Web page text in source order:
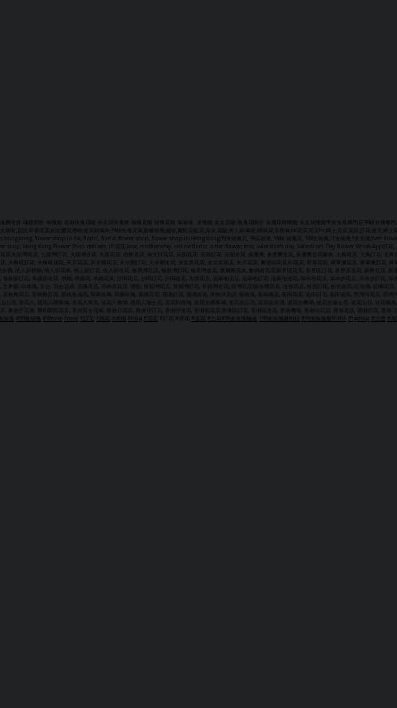
費送貨 明星同款 玫瑰熊 香港玫瑰花熊 永生花玫瑰熊 玫瑰花熊 玫瑰花熊 海港城 玫瑰熊 永生花熊 玫瑰花熊仔 玫瑰花啤啤熊 永生玫瑰熊
99支玫瑰專門店,99枝玫瑰專
朋友,花語,平價花店,初生嬰兒禮物,送花到海外,99枝玫瑰花束,香檳玫瑰,開張,展覧花籃,花,花束,花籃,情人節,果籃,開張,花店香港,hk花店,花店hk,网上花店,花店,訂花,送
hong kong, flower shop in hk, florist, florist flower shop, flower shop in Hong Kong,99支玫瑰花, 99朵玫瑰, 99枝 玫瑰花, 108支玫瑰,11支玫瑰,9支玫瑰
shop, Hong Kong Flower Shop delivery, ifc花店,love, mother'sday, online florist, order flower, rose, valentine's day, Valentine's Day Flower, WhatsApp訂花, 上
店,九龍灣花店, 九龍灣訂花, 九龍灣送花, 九龍花店, 佐敦花店, 何文田花店, 元朗花店, 元朗訂花, 元朗送花, 免運費, 免運費送花, 免運費送花服務, 北角花店, 北角訂花,
, 大角咀訂花, 大角咀送花, 天后花店, 天水圍花店, 天水圍訂花, 天水圍送花, 太古坊花店, 太古城花店, 太子花店, 奧運站花店,好花店, 官塘花店, 將軍澳花店, 將軍澳訂花
金香, 情人節禮物, 情人節花束, 情人節訂花, 情人節送花, 愉景灣花店, 愉景灣訂花, 愉景灣送花, 愛麗斯花束, 數碼港花店,新界區花店, 新界區訂花, 新界區送花, 新界花店,
母親節訂花, 母親節送花, 求婚, 求婚花, 求婚花束, 沙田花店, 沙田訂花, 沙田送花, 油塘花店, 油麻地花店, 油麻地訂花, 油麻地送花, 深水埗花店, 深水步花店, 深水步訂花
生果籃, 白玫瑰, 百合, 百合花束, 石澳花店, 石硤尾花店, 禮籃, 筲箕灣花店, 筲箕灣訂花, 筲箕灣送花, 箕灣花店,籃玫瑰花束, 粉嶺花店, 粉嶺訂花, 粉嶺送花, 紅玫瑰, 紅磡
荔枝角花店, 荔枝角訂花, 荔枝角送花, 荷蔅玫瑰, 荷蘭玫瑰, 葵涌花店, 葵涌訂花, 葵涌送花, 薄扶林花店, 藍玫瑰, 藍玫瑰花, 藍田花店, 藍田訂花, 藍田送花, 西灣河花店,
山頂, 送花人, 送花入國泰城, 送花入東涌, 送花入機場, 送花入迪士尼, 送花到香港, 送花去國泰城, 送花去山頂, 送花去東涌, 送花去機場, 送花去迪士尼, 送花山頂, 送花
, 風信子花束, 養和醫院花店, 香水百合花束, 香港仔花店, 香港仔訂花, 香港仔送花, 香港區花店,香港區訂花, 香港區送花, 香港機場, 香港站花店, 香港花店, 香港訂花, 香
#99枝玫瑰 #99rose #rose #訂花 #買花 #求婚 #hkig #花店 #訂花 #買花 #送花 #生日 #99支玫瑰幾錢 #99支玫瑰邊間好 #99支玫瑰最平 #hk #igshop #浸禮 #